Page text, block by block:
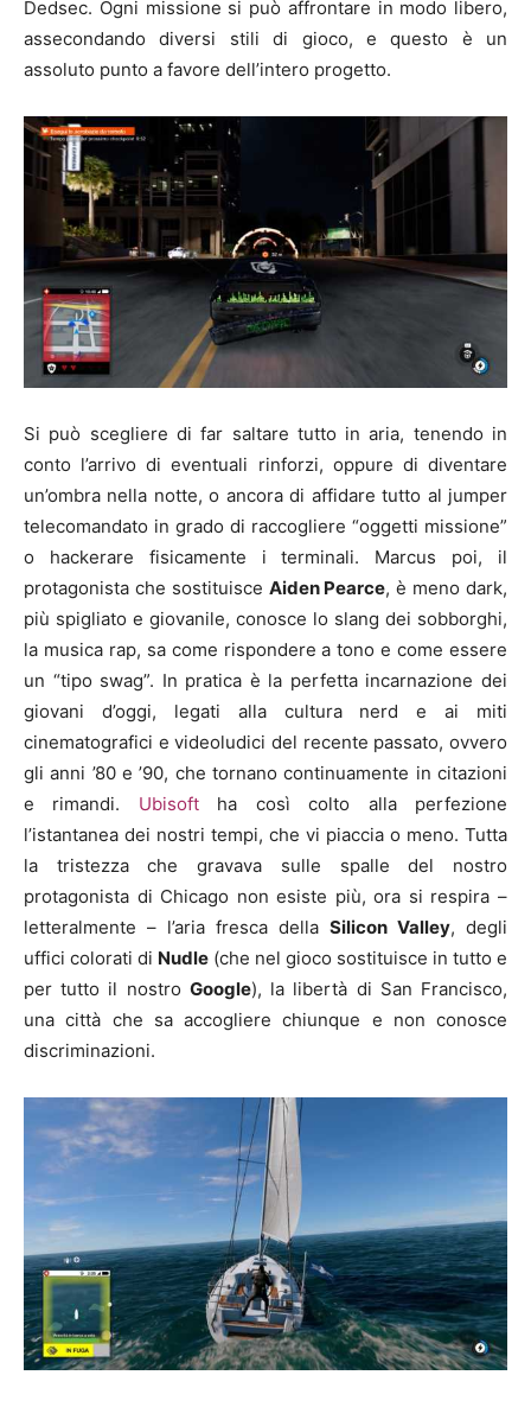
Dedsec. Ogni missione si può affrontare in modo libero,
assecondando diversi stili di gioco, e questo è un
assoluto punto a favore dell’intero progetto.
Si può scegliere di far saltare tutto in aria, tenendo in
conto l’arrivo di eventuali rinforzi, oppure di diventare
un’ombra nella notte, o ancora di affidare tutto al jumper
telecomandato in grado di raccogliere “oggetti missione”
o hackerare fisicamente i terminali. Marcus poi, il
protagonista che sostituisce Aiden Pearce, è meno dark,
più spigliato e giovanile, conosce lo slang dei sobborghi,
la musica rap, sa come rispondere a tono e come essere
un “tipo swag”. In pratica è la perfetta incarnazione dei
giovani d’oggi, legati alla cultura nerd e ai miti
cinematografici e videoludici del recente passato, ovvero
gli anni ’80 e ’90, che tornano continuamente in citazioni
e rimandi. Ubisoftha così colto alla perfezione
l’istantanea dei nostri tempi, che vi piaccia o meno. Tutta
la tristezza che gravava sulle spalle del nostro
protagonista di Chicago non esiste più, ora si respira –
letteralmente – l’aria fresca della Silicon Valley, degli
uffici colorati di Nudle (che nel gioco sostituisce in tutto e
per tutto il nostro Google), la libertà di San Francisco,
una città che sa accogliere chiunque e non conosce
discriminazioni.